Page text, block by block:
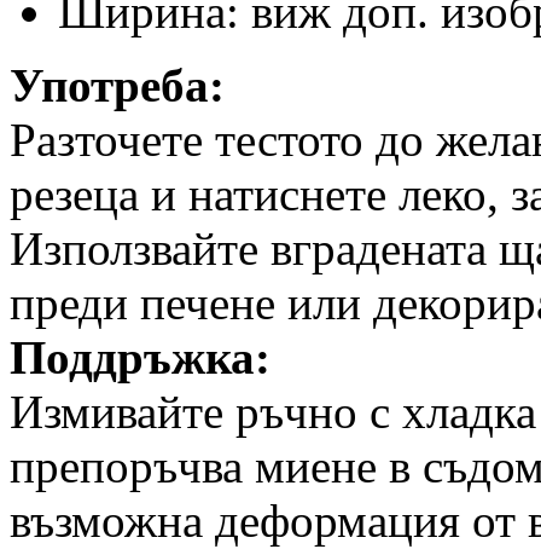
Ширина: виж доп.
Употреба:
Разточете тестото до
резеца и натиснете леко,
Използвайте вградената
преди печене или
Поддръжка:
Измивайте ръчно с
препоръчва миене в
възможна деформация от